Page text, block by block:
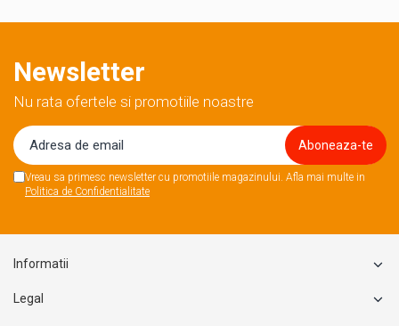
Newsletter
Nu rata ofertele si promotiile noastre
Vreau sa primesc newsletter cu promotiile magazinului. Afla mai multe in
Politica de Confidentialitate
Informatii
Legal